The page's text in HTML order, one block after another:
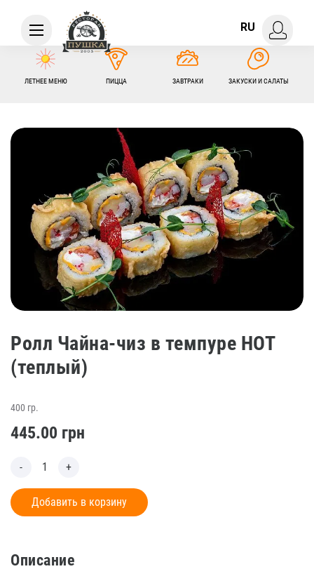
RU
ЛЕТНЕЕ МЕНЮ ПИЦЦА ЗАВТРАКИ ЗАКУСКИ И САЛАТЫ
Ролл Чайна-чиз в темпуре HOT
(теплый)
400 гр.
445.00 грн
Добавить в корзину
Описание